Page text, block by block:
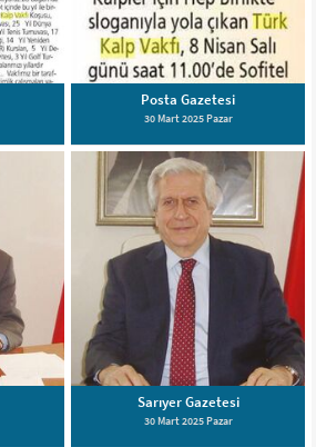
Posta Gazetesi
30 Mart 2025 Pazar
Sarıyer Gazetesi
30 Mart 2025 Pazar